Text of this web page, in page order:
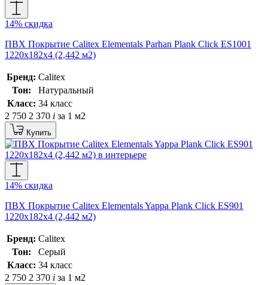
14% скидка
ПВХ Покрытие Calitex Elementals Parhan Plank Click ES1001
1220x182x4 (2,442 м2)
Бренд: Calitex
Тон:
Натуральный
Класс: 34 класс
2 750 2 370 i за 1 м2
Купить
14% скидка
ПВХ Покрытие Calitex Elementals Yappa Plank Click ES901
1220x182x4 (2,442 м2)
Бренд: Calitex
Тон:
Серый
Класс: 34 класс
2 750 2 370 i за 1 м2